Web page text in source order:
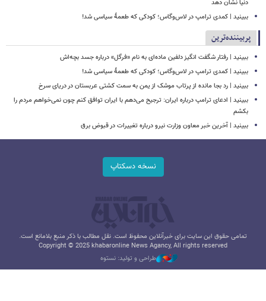
دنیا نشان دهد
ببینید | کمدی ترامپ در لاس‌وگاس؛ کودکی که طعمۀ سیاسی شد!
پربیننده‌ترین
ببینید | رفتار شگفت انگیز دلفین ماده‌ای به نام «فرگل» درباره جسد بچه‌اش
ببینید | کمدی ترامپ در لاس‌وگاس؛ کودکی که طعمۀ سیاسی شد!
ببینید | رد بجا مانده از پرتاب موشک از یمن به سمت کشتی‌ عربستان در دریای سرخ
ببینید | ادعای ترامپ درباره ایران: ترجیح می‌دهم با ایران توافق کنم چون نمی‌خواهم مردم را
بکشم
ببینید | آخرین خبر معاون وزارت نیرو درباره تغییرات در قبوض برق
نسخه دسکتاپ
تمامی حقوق این سایت برای خبرآنلاین محفوظ است. نقل مطالب با ذکر منبع بلامانع است.
Copyright © 2025 khabaronline News Agancy, All rights reserved
طراحی و تولید: نستوه